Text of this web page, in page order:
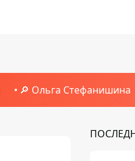
🔎 Ольга Стефанишина